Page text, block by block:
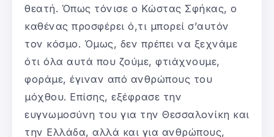
θεατή. Όπως τόνισε ο Κώστας Σφήκας, ο
καθένας προσφέρει ό,τι μπορεί σ’αυτόν
τον κόσμο. Όμως, δεν πρέπει να ξεχνάμε
ότι όλα αυτά που ζούμε, φτιάχνουμε,
φοράμε, έγιναν από ανθρώπους του
μόχθου. Επίσης, εξέφρασε την
ευγνωμοσύνη του για την Θεσσαλονίκη και
την Ελλάδα, αλλά και για ανθρώπους,